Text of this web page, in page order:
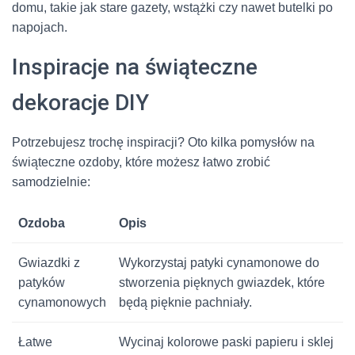
domu, takie jak stare gazety, wstążki czy nawet butelki po
napojach.
Inspiracje na świąteczne
dekoracje DIY
Potrzebujesz trochę inspiracji? Oto kilka pomysłów na
świąteczne ozdoby, które możesz łatwo zrobić
samodzielnie:
Ozdoba Opis
Gwiazdki z
patyków
cynamonowych
Wykorzystaj patyki cynamonowe do
stworzenia pięknych gwiazdek, które
będą pięknie pachniały.
Łatwe Wycinaj kolorowe paski papieru i sklej